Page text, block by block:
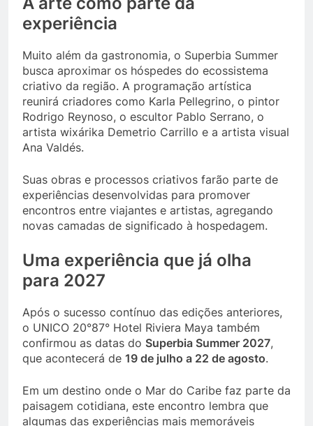
experiência
Muito além da gastronomia, o Superbia Summer
busca aproximar os hóspedes do ecossistema
criativo da região. A programação artística
reunirá criadores como Karla Pellegrino, o pintor
Rodrigo Reynoso, o escultor Pablo Serrano, o
artista wixárika Demetrio Carrillo e a artista visual
Ana Valdés.
Suas obras e processos criativos farão parte de
experiências desenvolvidas para promover
encontros entre viajantes e artistas, agregando
novas camadas de significado à hospedagem.
Uma experiência que já olha
para 2027
Após o sucesso contínuo das edições anteriores,
o UNICO 20°87° Hotel Riviera Maya também
confirmou as datas do Superbia Summer 2027,
que acontecerá de 19 de julho a 22 de agosto.
Em um destino onde o Mar do Caribe faz parte da
paisagem cotidiana, este encontro lembra que
algumas das experiências mais memoráveis